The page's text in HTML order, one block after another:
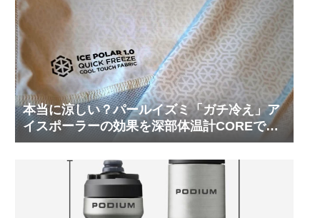
本当に涼しい？パールイズミ「ガチ冷え」ア
イスポーラーの効果を深部体温計COREで測
ってみた